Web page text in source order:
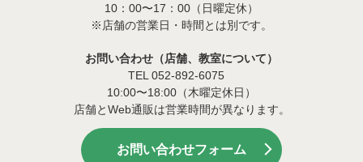
10：00〜17：00（日曜定休）
※店舗の営業日・時間とは別です。
お問い合わせ（店舗、教室について）
TEL 052-892-6075
10:00〜18:00（木曜定休日）
店舗とWeb通販は営業時間が異なります。
お問い合わせフォーム